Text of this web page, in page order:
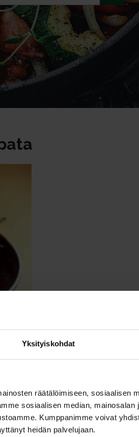
Yksityiskohdat
räätälöimiseen, sosiaalisen
sosiaalisen median, mainosalan
Kumppanimme voivat
heidän palvelujaan.